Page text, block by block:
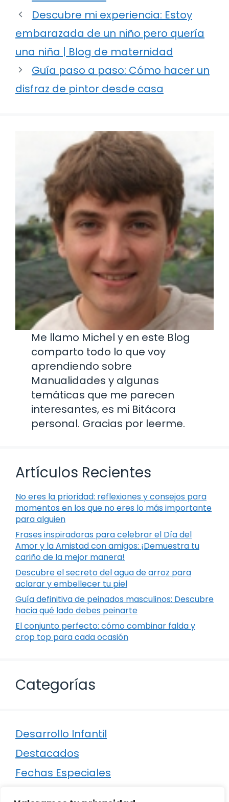
Descubre mi experiencia: Estoy
embarazada de un niño pero quería
una niña | Blog de maternidad
Guía paso a paso: Cómo hacer un
disfraz de pintor desde casa
Me llamo Michel y en este Blog
comparto todo lo que voy
aprendiendo sobre
Manualidades y algunas
temáticas que me parecen
interesantes, es mi Bitácora
personal. Gracias por leerme.
Artículos Recientes
No eres la prioridad: reflexiones y consejos para
momentos en los que no eres lo más importante
para alguien
Frases inspiradoras para celebrar el Día del
Amor y la Amistad con amigos: ¡Demuestra tu
cariño de la mejor manera!
Descubre el secreto del agua de arroz para
aclarar y embellecer tu piel
Guía definitiva de peinados masculinos: Descubre
hacia qué lado debes peinarte
El conjunto perfecto: cómo combinar falda y
crop top para cada ocasión
Categorías
Desarrollo Infantil
Destacados
Fechas Especiales